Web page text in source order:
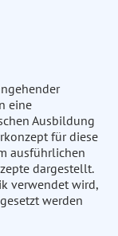
eine
Ausbildung
für diese
ausführlichen
dargestellt.
verwendet wird,
werden